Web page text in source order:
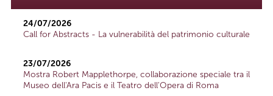
24/07/2026
Call for Abstracts - La vulnerabilità del patrimonio culturale
23/07/2026
Mostra Robert Mapplethorpe, collaborazione speciale tra il
Museo dell'Ara Pacis e il Teatro dell'Opera di Roma